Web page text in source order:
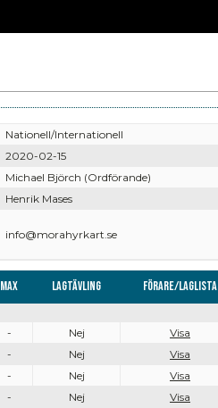
Nationell/Internationell
2020-02-15
Michael Björch (Ordförande)
Henrik Mases
info@morahyrkart.se
Max Lagtävling Förare/Laglista
- Nej
Visa
- Nej
Visa
- Nej
Visa
- Nej
Visa